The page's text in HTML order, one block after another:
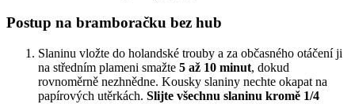
Postup na bramboračku bez hub
Slaninu vložte do holandské trouby a za občasného otáčení ji
na středním plameni smažte 5 až 10 minut, dokud
rovnoměrně nezhnědne. Kousky slaniny nechte okapat na
papírových utěrkách. Slijte všechnu slaninu kromě 1/4